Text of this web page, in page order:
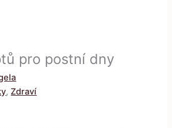
pro postní dny
,Zdraví